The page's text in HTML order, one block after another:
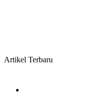
Artikel Terbaru